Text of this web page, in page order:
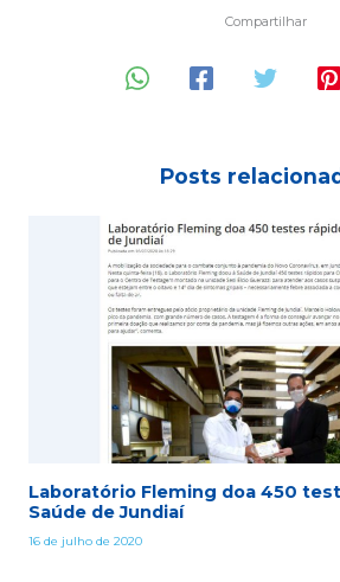
Compartilhar
Posts
Laboratório Fleming doa 450
Saúde de Jundiaí
16 de julho de 2020